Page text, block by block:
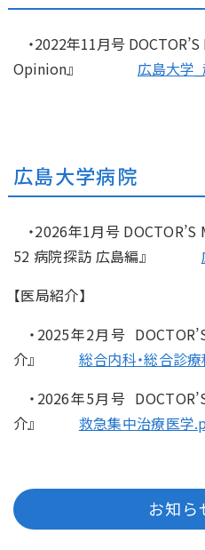
・2022年11月号
Opinion』 広島大学
広島大学病院
・2026年1月号 DOCTOR’S
52 病院探訪 広島編 』
【医局紹介】
・2025年2月号
介』 総合内科・総合診
・2026年5月号
介』 救急集中治療医学
お知ら